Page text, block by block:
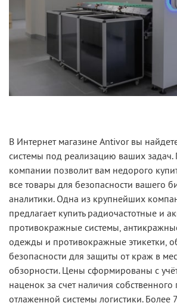
В Интернет магазине Antivor вы
системы под реализацию ваших задач.
компании позволит вам недорого
все товары для безопасности вашего
аналитики. Одна из крупнейших
предлагает купить радиочастотные и
противокражные системы,
одежды и противокражные этикетки,
безопасности для защиты от краж в
обзорности. Цены сформированы с
наценок за счет наличия собственного
отлаженной системы логистики. Более